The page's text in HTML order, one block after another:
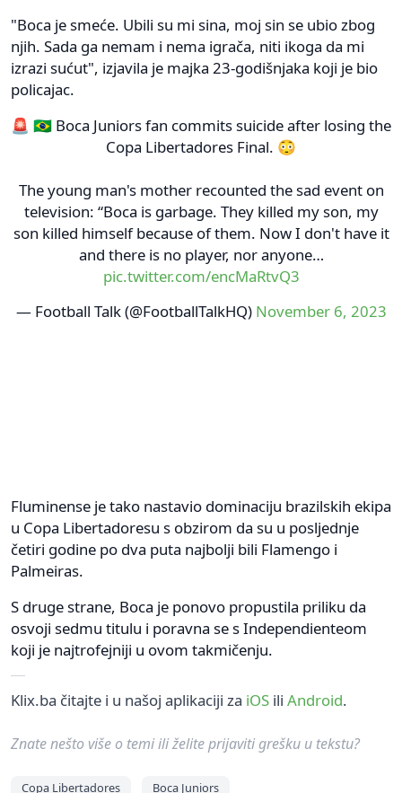
"Boca je smeće. Ubili su mi sina, moj sin se ubio zbog
njih. Sada ga nemam i nema igrača, niti ikoga da mi
izrazi sućut", izjavila je majka 23-godišnjaka koji je bio
policajac.
🚨 🇧🇷 Boca Juniors fan commits suicide after losing the
Copa Libertadores Final. 😳
The young man's mother recounted the sad event on
television: “Boca is garbage. They killed my son, my
son killed himself because of them. Now I don't have it
and there is no player, nor anyone…
pic.twitter.com/encMaRtvQ3
— Football Talk (@FootballTalkHQ) November 6, 2023
Fluminense je tako nastavio dominaciju brazilskih ekipa
u Copa Libertadoresu s obzirom da su u posljednje
četiri godine po dva puta najbolji bili Flamengo i
Palmeiras.
S druge strane, Boca je ponovo propustila priliku da
osvoji sedmu titulu i poravna se s Independienteom
koji je najtrofejniji u ovom takmičenju.
Klix.ba čitajte i u našoj aplikaciji za iOS ili Android.
Znate nešto više o temi ili želite prijaviti grešku u tekstu?
Copa Libertadores Boca Juniors